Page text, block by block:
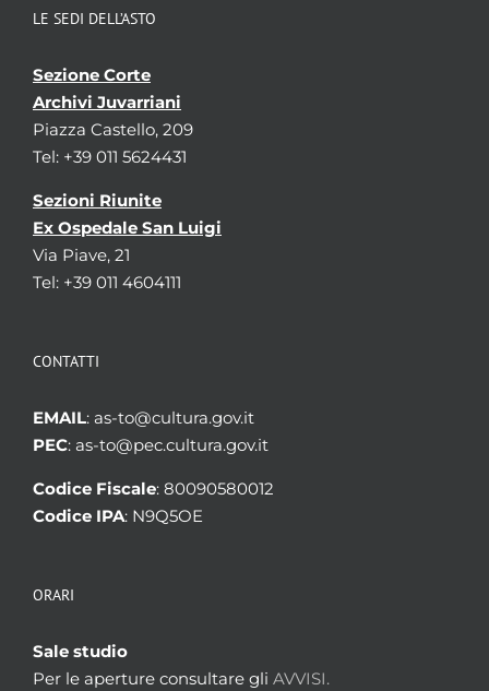
LE SEDI DELL’ASTO
Sezione Corte
Archivi Juvarriani
Piazza Castello, 209
Tel: +39 011 5624431
Sezioni Riunite
Ex Ospedale San Luigi
Via Piave, 21
Tel: +39 011 4604111
CONTATTI
EMAIL: as-to@cultura.gov.it
PEC: as-to@pec.cultura.gov.it
Codice Fiscale: 80090580012
Codice IPA: N9Q5OE
ORARI
Sale studio
Per le aperture consultare gli AVVISI.